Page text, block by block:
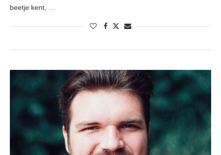
beetje kent, …